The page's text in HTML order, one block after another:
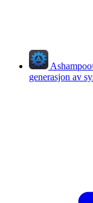
Ashampoo
generasjon av